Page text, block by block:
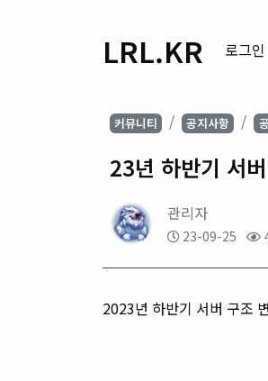
LRL.KR 로그인
커뮤니티 공지사항
23년 하반기 서
관리자
23-09-25
2023년 하반기 서버 구조